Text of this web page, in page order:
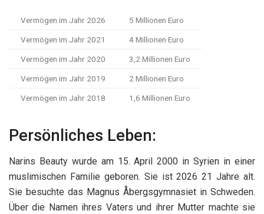
Vermögen im Jahr 2026 5 Millionen Euro
Vermögen im Jahr 2021 4 Millionen Euro
Vermögen im Jahr 2020 3,2 Millionen Euro
Vermögen im Jahr 2019 2 Millionen Euro
Vermögen im Jahr 2018 1,6 Millionen Euro
Persönliches Leben:
Narins Beauty wurde am 15. April 2000 in Syrien in einer
muslimischen Familie geboren. Sie ist 2026 21 Jahre alt.
Sie besuchte das Magnus Åbergsgymnasiet in Schweden.
Über die Namen ihres Vaters und ihrer Mutter machte sie